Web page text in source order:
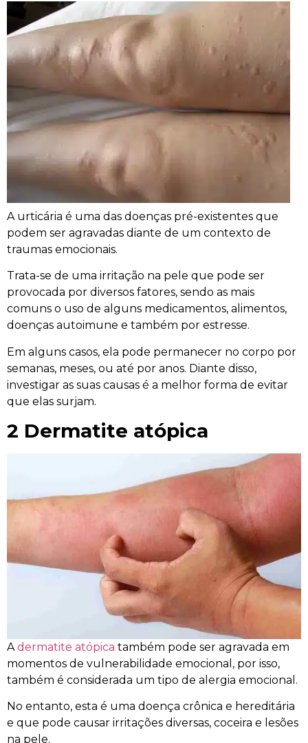
A urticária é uma das doenças pré-existentes que
podem ser agravadas diante de um contexto de
traumas emocionais.
Trata-se de uma irritação na pele que pode ser
provocada por diversos fatores, sendo as mais
comuns o uso de alguns medicamentos, alimentos,
doenças autoimune e também por estresse.
Em alguns casos, ela pode permanecer no corpo por
semanas, meses, ou até por anos. Diante disso,
investigar as suas causas é a melhor forma de evitar
que elas surjam.
2 Dermatite atópica
Adermatite atópica também pode ser agravada em
momentos de vulnerabilidade emocional, por isso,
também é considerada um tipo de alergia emocional.
No entanto, esta é uma doença crônica e hereditária
e que pode causar irritações diversas, coceira e lesões
na pele.